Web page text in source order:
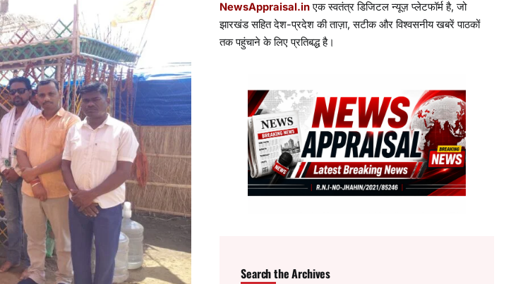
NewsAppraisal.inएक स्वतंत्र डिजिटल न्यूज़ प्लेटफॉर्म है, जो
झारखंड सहित देश-प्रदेश की ताज़ा, सटीक और विश्वसनीय खबरें पाठकों
तक पहुंचाने के लिए प्रतिबद्ध है।
Search the Archives